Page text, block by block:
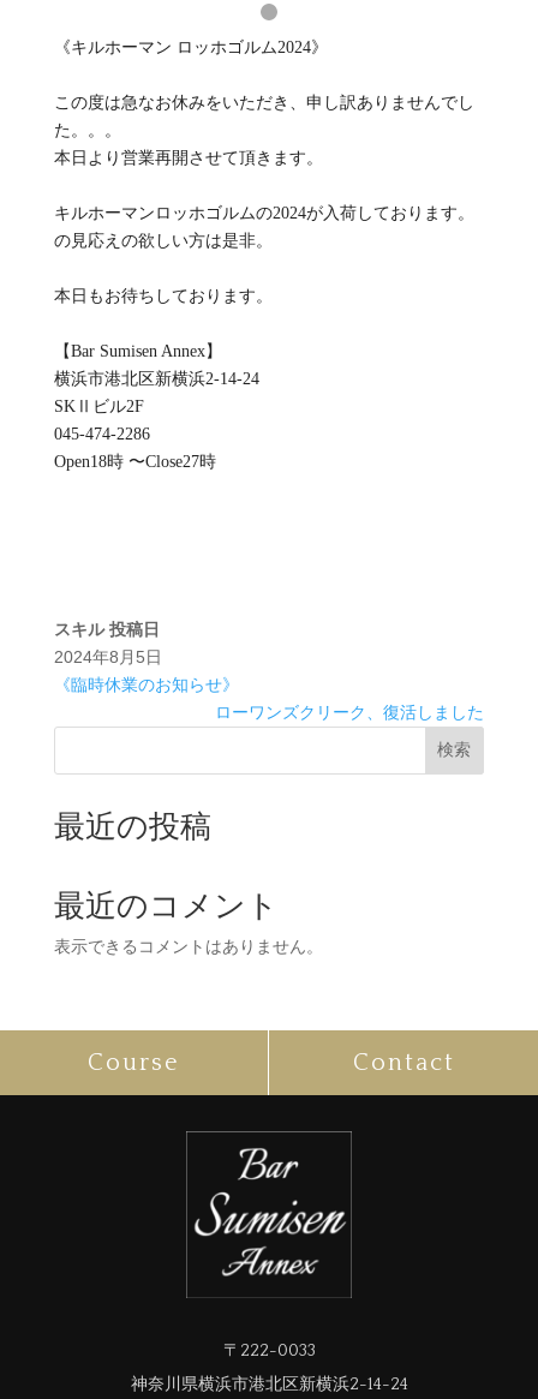
《キルホーマン ロッホゴルム2024》
この度は急なお休みをいただき、申し訳ありませんでし
た。。。
本日より営業再開させて頂きます。
キルホーマンロッホゴルムの2024が入荷しております。
の見応えの欲しい方は是非。
本日もお待ちしております。
【Bar Sumisen Annex】
横浜市港北区新横浜2-14-24
SKⅡビル2F
045-474-2286
Open18時 〜Close27時
スキル 投稿日
2024年8月5日
《臨時休業のお知らせ》
ローワンズクリーク、復活しました
検索
最近の投稿
最近のコメント
表示できるコメントはありません。
Course Contact
〒222-0033
神奈川県横浜市港北区新横浜2-14-24